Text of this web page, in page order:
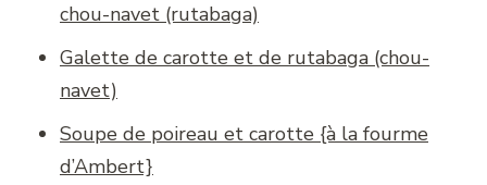
chou-navet (rutabaga)
Galette de carotte et de rutabaga (chou-
navet)
Soupe de poireau et carotte {à la fourme
d’Ambert}